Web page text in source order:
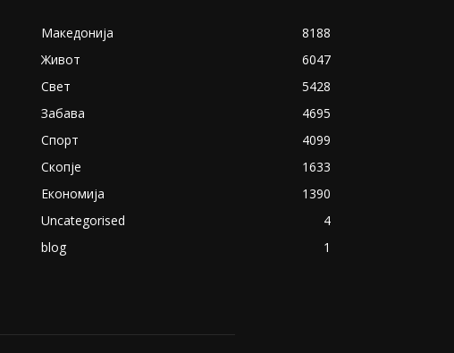
Македонија
8188
Живот
6047
Свет
5428
Забава
4695
Спорт
4099
Скопје
1633
Економија
1390
Uncategorised
4
blog
1